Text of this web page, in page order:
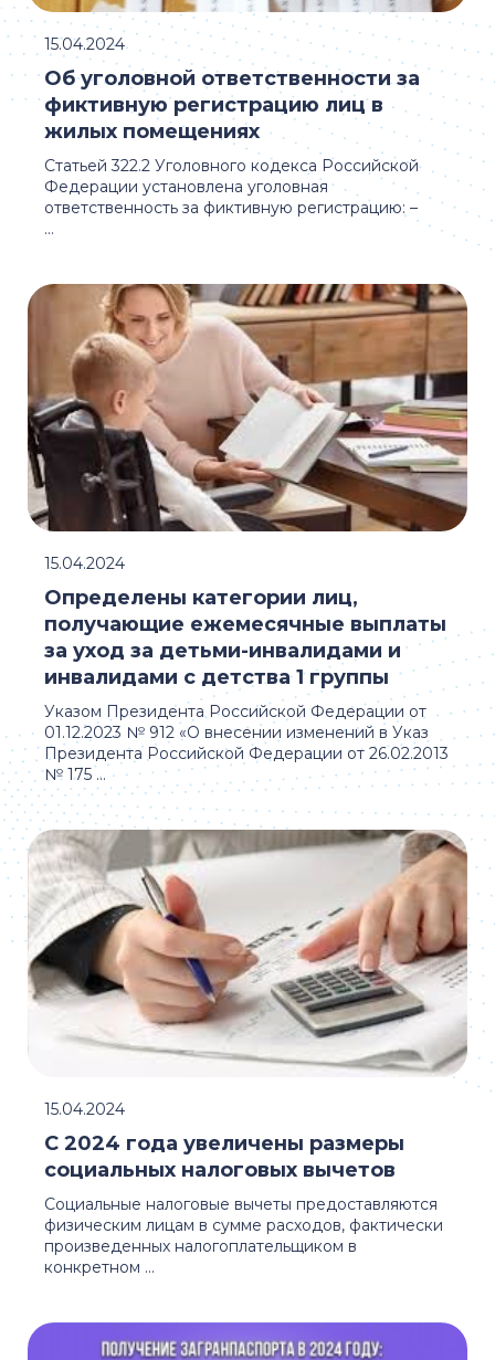
Статьей 322.2 Уголовного кодекса Российской
Федерации установлена уголовная
ответственность за фиктивную регистрацию: –
...
Об уголовной ответственности за
фиктивную регистрацию лиц в
жилых помещениях
15.04.2024
Указом Президента Российской Федерации от
01.12.2023 № 912 «О внесении изменений в Указ
Президента Российской Федерации от 26.02.2013
№ 175 ...
Определены категории лиц,
получающие ежемесячные выплаты
за уход за детьми-инвалидами и
инвалидами с детства 1 группы
15.04.2024
Социальные налоговые вычеты предоставляются
физическим лицам в сумме расходов, фактически
произведенных налогоплательщиком в
конкретном ...
С 2024 года увеличены размеры
социальных налоговых вычетов
15.04.2024